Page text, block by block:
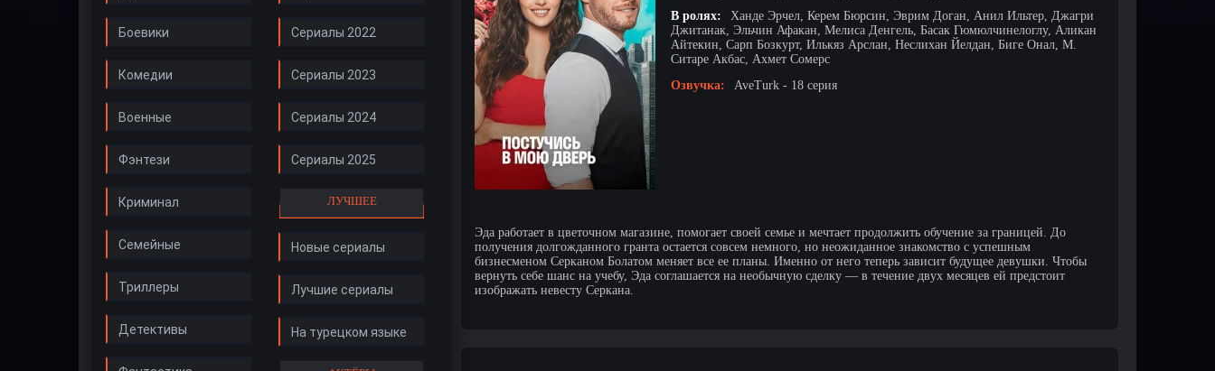
Боевики
Комедии
Военные
Фэнтези
Криминал
Семейные
Триллеры
Детективы
Сериалы 2022
Сериалы 2023
Сериалы 2024
Сериалы 2025
ЛУЧШЕЕ
Новые сериалы
Лучшие сериалы
На турецком языке
В ролях:
Ханде Эрчел, Керем Бюрсин, Эврим Доган, Анил Ильтер, Джагри
Джитанак, Эльчин Афакан, Мелиса Денгель, Басак Гюмюлчинелоглу, Аликан
Айтекин, Сарп Бозкурт, Илькяз Арслан, Неслихан Йелдан, Биге Онал, М.
Ситаре Акбас, Ахмет Сомерс
Озвучка:
AveTurk - 18 серия
Эда работает в цветочном магазине, помогает своей семье и мечтает продолжить обучение за границей. До
получения долгожданного гранта остается совсем немного, но неожиданное знакомство с успешным
бизнесменом Серканом Болатом меняет все ее планы. Именно от него теперь зависит будущее девушки. Чтобы
вернуть себе шанс на учебу, Эда соглашается на необычную сделку — в течение двух месяцев ей предстоит
изображать невесту Серкана.